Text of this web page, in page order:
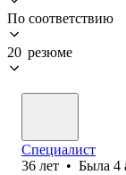
По соответствию
20 резюме
Специалист
36 лет • Была 4